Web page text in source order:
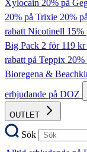
Xylocain 20% på
20% på Trixie 20%
rabatt Nicotinell 15%
Big Pack 2 för 119
rabatt på Teppix 20%
Bioregena &
erbjudande på DOZ
OUTLET
Sök